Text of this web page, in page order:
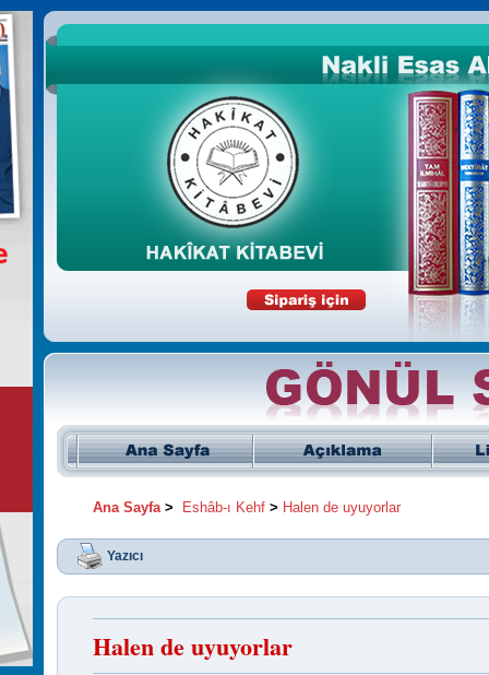
Ana Sayfa> Eshâb-ı Kehf > Halen de uyuyorlar
Yazıcı
Halen de uyuyorlar